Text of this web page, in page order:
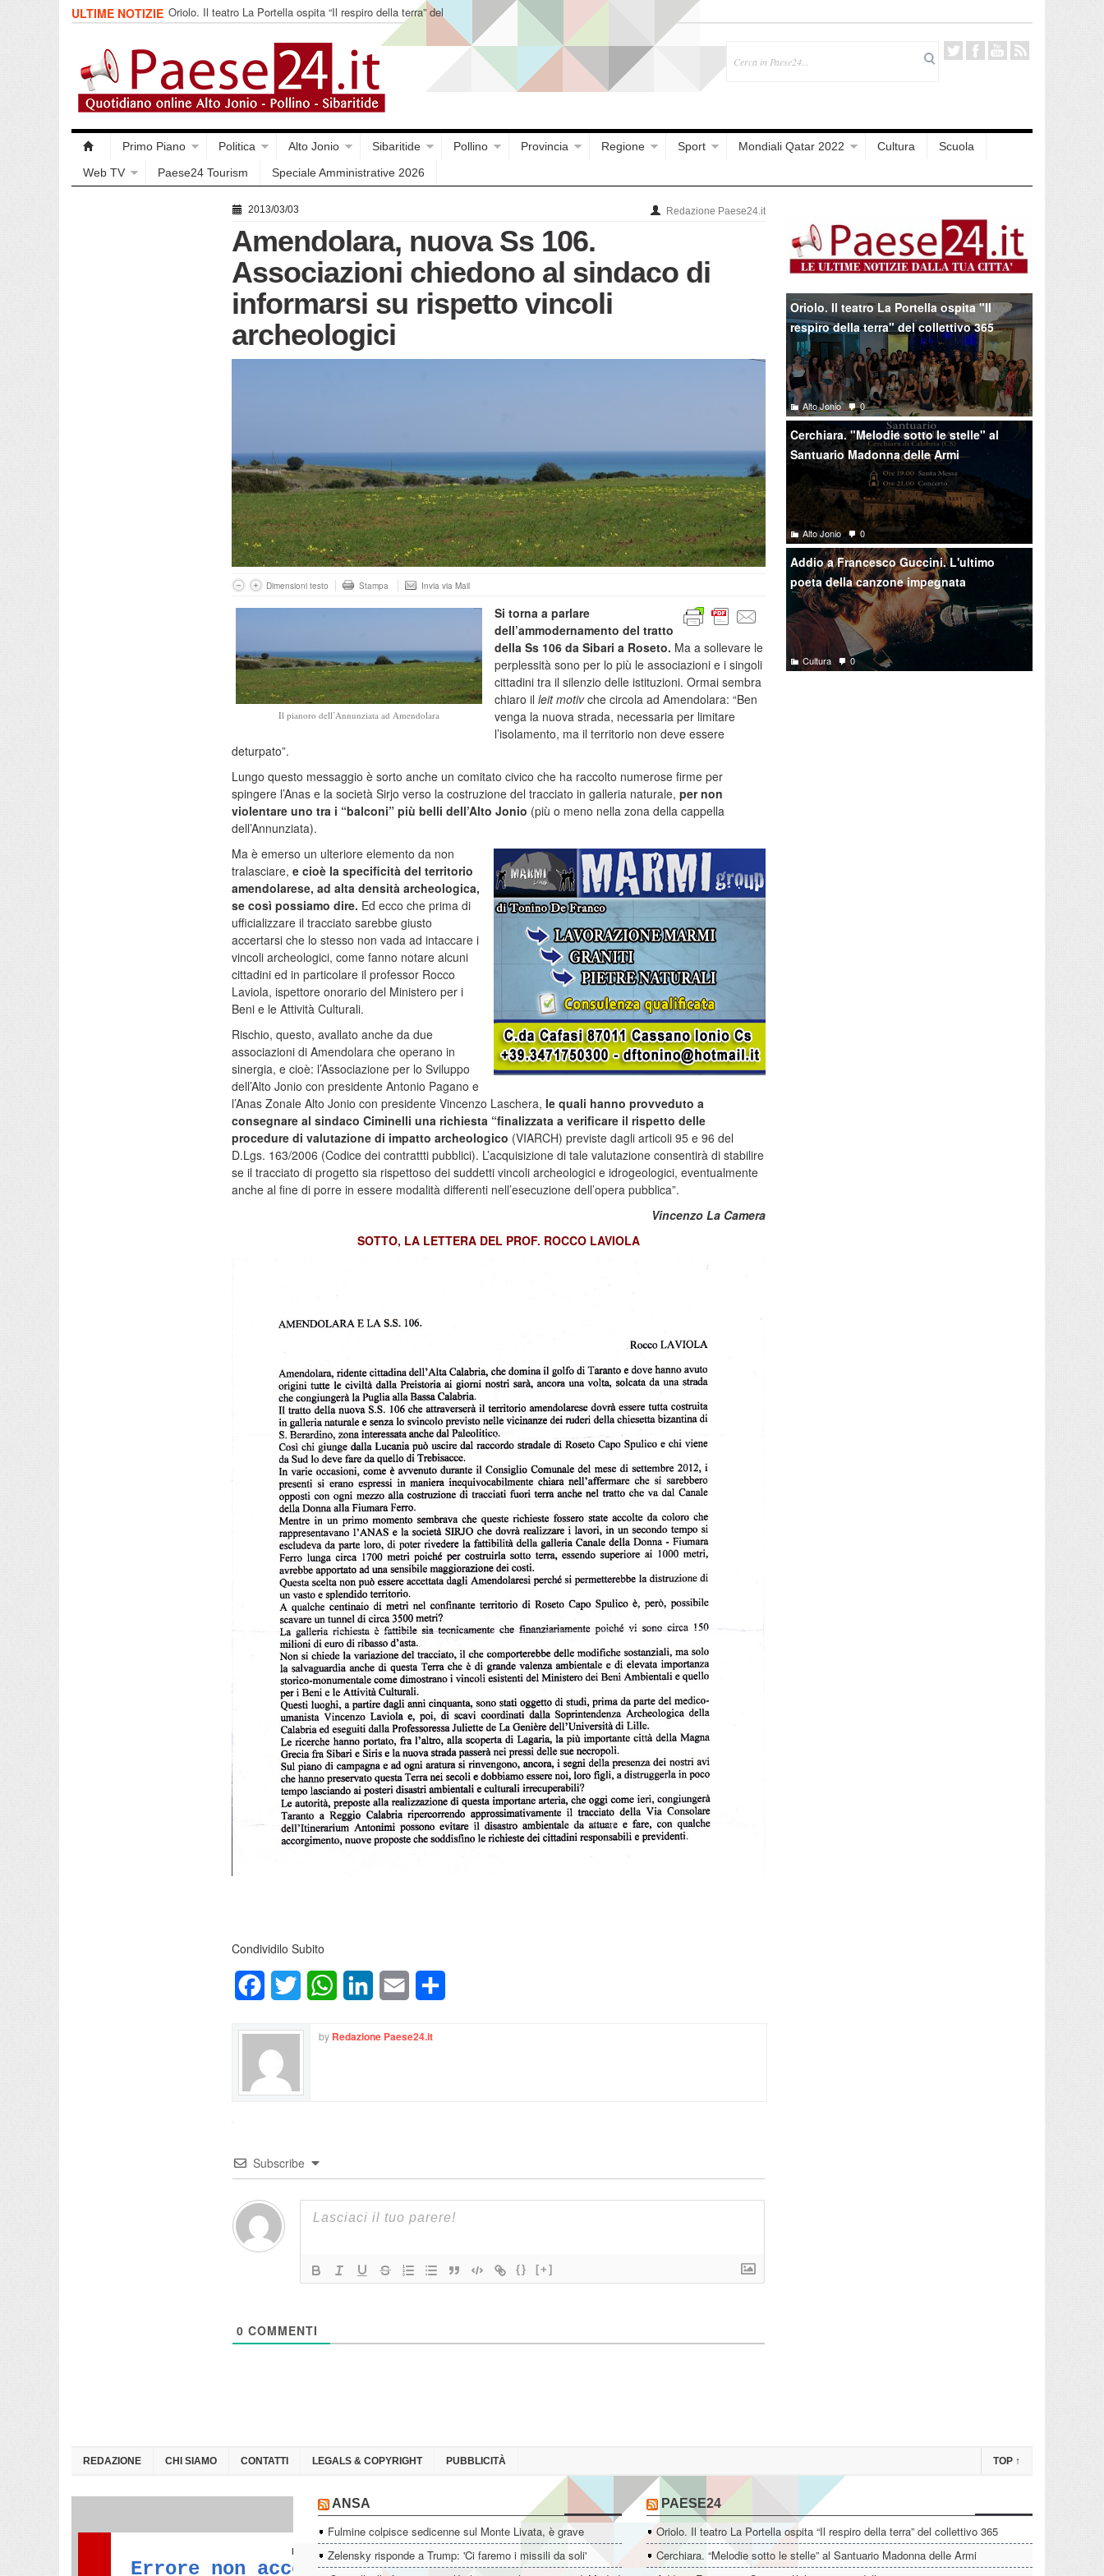
ULTIME NOTIZIE Oriolo. Il teatro La Portella ospita “Il respiro della terra” del
collettivo 365
Primo Piano Politica Alto Jonio Sibaritide Pollino Provincia Regione Sport Mondiali Qatar 2022 Cultura
Scuola
Web TV
Paese24 Tourism Speciale Amministrative 2026
2013/03/03 Redazione Paese24.it
Amendolara, nuova Ss 106.
Associazioni chiedono al sindaco di
informarsi su rispetto vincoli
archeologici
Dimensioni testo Stampa Invia via Mail
Il pianoro dell’Annunziata ad Amendolara
Si torna a parlare
dell’ammodernamento del tratto
della Ss 106 da Sibari a Roseto. Ma a sollevare le
perplessità sono per lo più le associazioni e i singoli
cittadini tra il silenzio delle istituzioni. Ormai sembra
chiaro il leit motivche circola ad Amendolara: “Ben
venga la nuova strada, necessaria per limitare
l’isolamento, ma il territorio non deve essere
deturpato”.
Lungo questo messaggio è sorto anche un comitato civico che ha raccolto numerose firme per
spingere l’Anas e la società Sirjo verso la costruzione del tracciato in galleria naturale, per non
violentare uno tra i “balconi” più belli dell’Alto Jonio (più o meno nella zona della cappella
dell’Annunziata).
Ma è emerso un ulteriore elemento da non
tralasciare, e cioè la specificità del territorio
amendolarese, ad alta densità archeologica,
se così possiamo dire. Ed ecco che prima di
ufficializzare il tracciato sarebbe giusto
accertarsi che lo stesso non vada ad intaccare i
vincoli archeologici, come fanno notare alcuni
cittadini ed in particolare il professor Rocco
Laviola, ispettore onorario del Ministero per i
Beni e le Attività Culturali.
Rischio, questo, avallato anche da due
associazioni di Amendolara che operano in
sinergia, e cioè: l’Associazione per lo Sviluppo
dell’Alto Jonio con presidente Antonio Pagano e
l’Anas Zonale Alto Jonio con presidente Vincenzo Laschera, le quali hanno provveduto a
consegnare al sindaco Ciminelli una richiesta “finalizzata a verificare il rispetto delle
procedure di valutazione di impatto archeologico (VIARCH) previste dagli articoli 95 e 96 del
D.Lgs. 163/2006 (Codice dei contrattti pubblici). L’acquisizione di tale valutazione consentirà di stabilire
se il tracciato di progetto sia rispettoso dei suddetti vincoli archeologici e idrogeologici, eventualmente
anche al fine di porre in essere modalità differenti nell’esecuzione dell’opera pubblica”.
Vincenzo La Camera
SOTTO, LA LETTERA DEL PROF. ROCCO LAVIOLA
Condividilo Subito
FacebookTwitter WhatsAppLinkedInEmail
by Redazione Paese24.it
Subscribe
{} [+]
0 COMMENTI
Oriolo. Il teatro La Portella ospita "Il
respiro della terra" del collettivo 365
Alto Jonio 0
Cerchiara. "Melodie sotto le stelle" al
Santuario Madonna delle Armi
Alto Jonio 0
Addio a Francesco Guccini. L'ultimo
poeta della canzone impegnata
Cultura 0
REDAZIONE CHI SIAMO CONTATTI LEGALS & COPYRIGHT PUBBLICITÀ TOP ↑
ANSA
Fulmine colpisce sedicenne sul Monte Livata, è grave
Zelensky risponde a Trump: 'Ci faremo i missili da soli'
PAESE24
Oriolo. Il teatro La Portella ospita “Il respiro della terra” del collettivo 365
Cerchiara. “Melodie sotto le stelle” al Santuario Madonna delle Armi